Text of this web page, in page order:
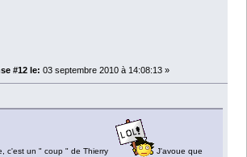
#12 le: 03 septembre 2010 à 14:08:13 »
c'est un " coup " de Thierry
J'avoue que